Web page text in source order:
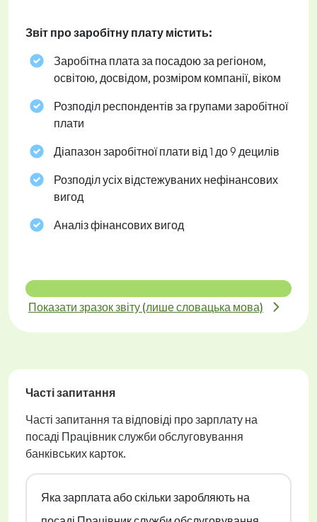
Звіт про заробітну плату містить:
Заробітна плата за посадою за регіоном,
освітою, досвідом, розміром компанії, віком
Розподіл респондентів за групами заробітної
плати
Діапазон заробітної плати від 1 до 9 децилів
Розподіл усіх відстежуваних нефінансових
вигод
Аналіз фінансових вигод
Показати зразок звіту (лише словацька мова)
Часті запитання
Часті запитання та відповіді про зарплату на
посаді Працівник служби обслуговування
банківських карток.
Яка зарплата або скільки заробляють на